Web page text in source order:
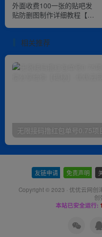
外面收费100一张的贴吧发
贴防删图制作详细教程【软
相关推荐
友链申请 免责声明
Copyright © 2023 · 优优云网创
创
本站已安全运行: